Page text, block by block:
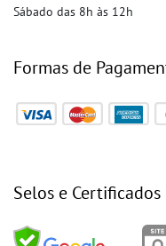
Sábado das 8h às 12h
Formas de
Selos e Certificados